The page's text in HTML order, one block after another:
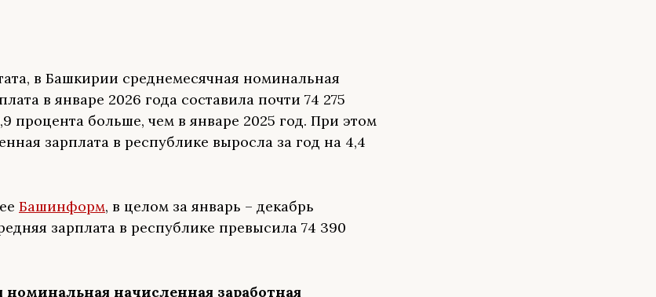
в Башкирии среднемесячная номинальная
в январе 2026 года составила почти 74 275
процента больше, чем в январе 2025 год. При этом
зарплата в республике выросла за год на 4,4
Башинформ, в целом за январь – декабрь
зарплата в республике превысила 74 390
номинальная начисленная заработная